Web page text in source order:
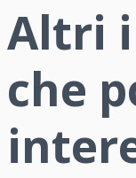
Altri
che